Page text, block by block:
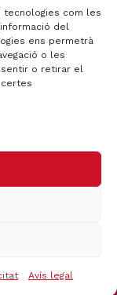
com les
del
ens permetrà
o les
o retirar el
Avís legal